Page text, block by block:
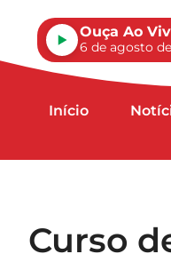
Ouça Ao
6 de agosto
Início
Curso